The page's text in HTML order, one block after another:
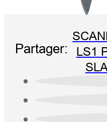
LS1
Partager: